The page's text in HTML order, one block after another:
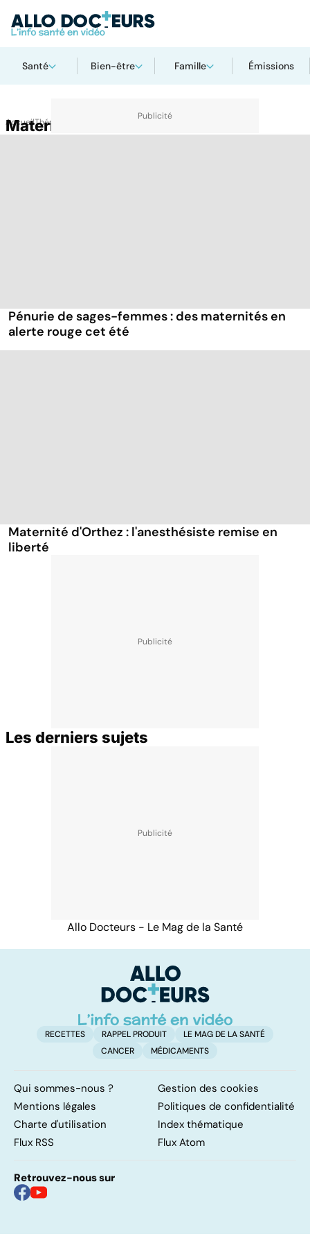
Santé Bien-être Famille Émissions
AccueilThématiques
Maternité [établissement]
Pénurie de sages-femmes : des maternités en
alerte rouge cet été
Maternité d'Orthez : l'anesthésiste remise en
liberté
Les derniers sujets
Allo Docteurs - Le Mag de la Santé
RECETTES RAPPEL PRODUIT
LE MAG DE LA SANTÉ
CANCER
MÉDICAMENTS
Qui sommes-nous ?
Gestion des cookies
Mentions légales
Politiques de confidentialité
Charte d'utilisation
Index thématique
Flux RSS
Flux Atom
Retrouvez-nous sur